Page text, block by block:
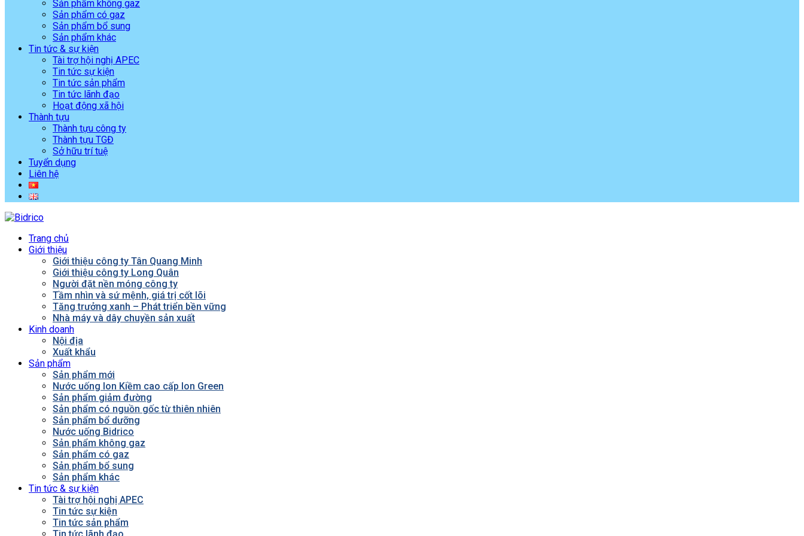
Sản phẩm không gaz
Sản phẩm có gaz
Sản phẩm bổ sung
Sản phẩm khác
Tin tức & sự kiện
Tài trợ hội nghị APEC
Tin tức sự kiện
Tin tức sản phẩm
Tin tức lãnh đạo
Hoạt động xã hội
Thành tựu
Thành tựu công ty
Thành tựu TGĐ
Sở hữu trí tuệ
Tuyển dụng
Liên hệ
Trang chủ
Giới thiệu
Giới thiệu công ty Tân Quang Minh
Giới thiệu công ty Long Quân
Người đặt nền móng công ty
Tầm nhìn và sứ mệnh, giá trị cốt lõi
Tăng trưởng xanh – Phát triển bền vững
Nhà máy và dây chuyền sản xuất
Kinh doanh
Nội địa
Xuất khẩu
Sản phẩm
Sản phẩm mới
Nước uống Ion Kiềm cao cấp Ion Green
Sản phẩm giảm đường
Sản phẩm có nguồn gốc từ thiên nhiên
Sản phẩm bổ dưỡng
Nước uống Bidrico
Sản phẩm không gaz
Sản phẩm có gaz
Sản phẩm bổ sung
Sản phẩm khác
Tin tức & sự kiện
Tài trợ hội nghị APEC
Tin tức sự kiện
Tin tức sản phẩm